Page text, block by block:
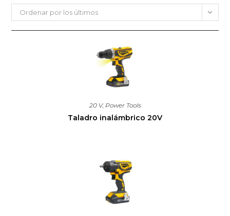
Ordenar por los últimos
20 V, Power Tools
Taladro inalámbrico 20V